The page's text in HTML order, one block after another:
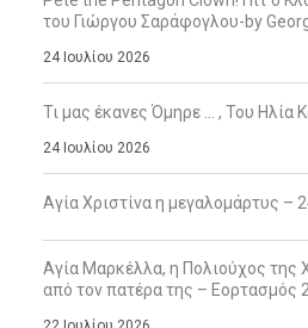
του Γιώργου Σαράφογλου-by
24 Ιουλίου 2026
Τι μας έκανες Όμηρε … , Του Ηλία
24 Ιουλίου 2026
Αγία Χριστίνα η μεγαλομάρτυς –
Αγία Μαρκέλλα, η Πολιούχος της
από τον πατέρα της – Εορτασμός